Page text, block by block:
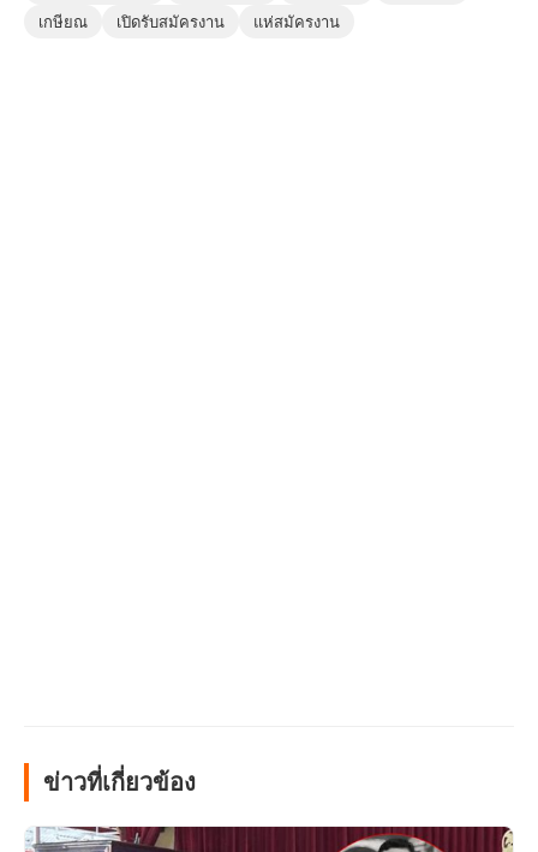
เกษียณ
เปิดรับสมัครงาน แห่สมัครงาน
ข่าวที่เกี่ยวข้อง